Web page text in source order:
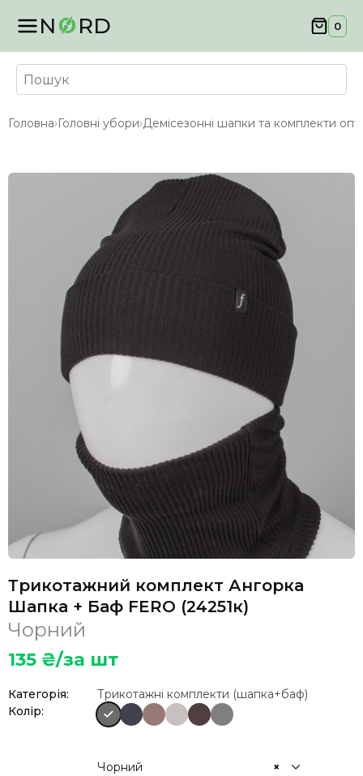
N RD 0
Головна›Головні убори›Демісезонні шапки та комплекти
Трикотажний комплект Ангорка
Шапка + Баф FERO (24251к)
Чорний
135 ₴/за шт
Категорія:
Трикотажні комплекти (шапка+баф)
Колір:
×
Чорний